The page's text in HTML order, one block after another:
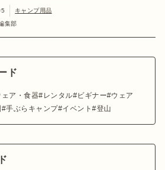
キャンプ用品
集部
ド
ア・食器 レンタル ビギナー
ウェア
手ぶらキャンプ イベント 登山